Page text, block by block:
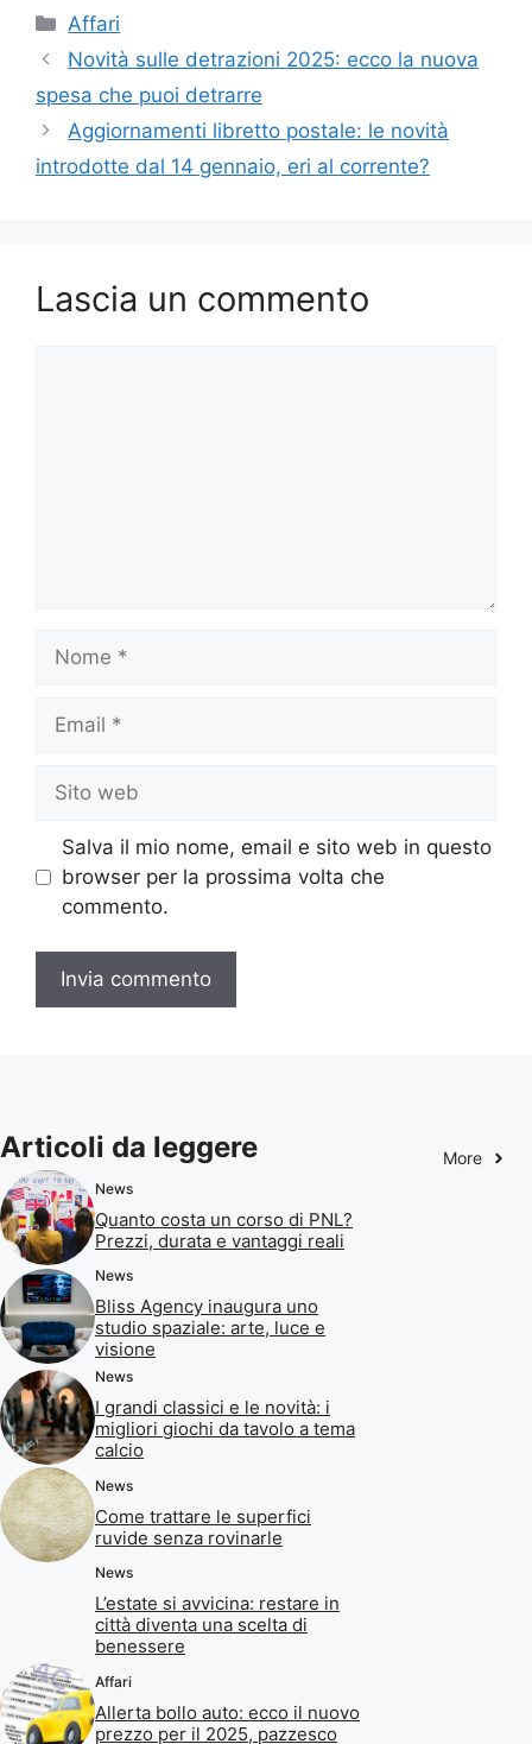
Categorie
Affari
Novità sulle detrazioni 2025: ecco la nuova
spesa che puoi detrarre
Aggiornamenti libretto postale: le novità
introdotte dal 14 gennaio, eri al corrente?
Lascia un commento
web
Salva il mio nome, email e sito web in questo
browser per la prossima volta che
commento.
Articoli da leggere More
News
Quanto costa un corso di PNL?
Prezzi, durata e vantaggi reali
News
Bliss Agency inaugura uno
studio spaziale: arte, luce e
visione
News
I grandi classici e le novità: i
migliori giochi da tavolo a tema
calcio
News
Come trattare le superfici
ruvide senza rovinarle
News
L’estate si avvicina: restare in
città diventa una scelta di
benessere
Affari
Allerta bollo auto: ecco il nuovo
prezzo per il 2025, pazzesco